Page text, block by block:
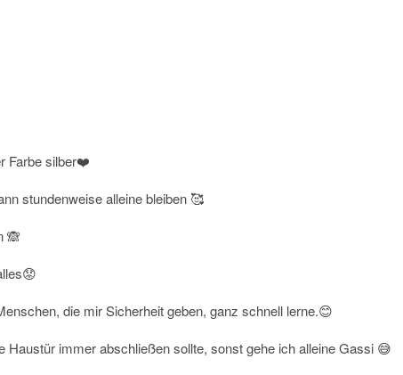
Farbe silber❤️
stundenweise alleine bleiben 🥰
🙈
die mir Sicherheit geben, ganz schnell lerne.😊
immer abschließen sollte, sonst gehe ich alleine Gassi 😅